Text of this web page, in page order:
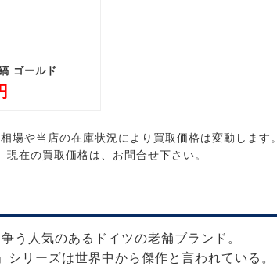
ゴールド
場や当店の在庫状況により買取価格は変動します。
現在の買取価格は、お問合せ下さい。
う人気のあるドイツの老舗ブランド。
リーズは世界中から傑作と言われている。